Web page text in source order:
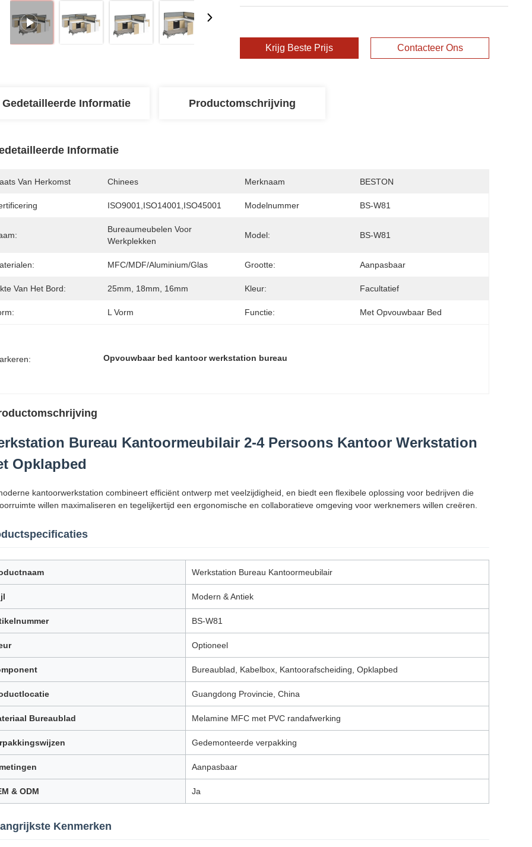
Krijg Beste Prijs Contacteer Ons
Gedetailleerde Informatie Productomschrijving
Informatie
Van Herkomst Chinees Merknaam BESTON
ISO9001,ISO14001,ISO45001 Modelnummer BS-W81
Bureaumeubelen Voor
Werkplekken
Model: BS-W81
MFC/MDF/Aluminium/Glas Grootte: Aanpasbaar
Van Het Bord: 25mm, 18mm, 16mm Kleur: Facultatief
L Vorm Functie: Met Opvouwbaar Bed
Opvouwbaar bed kantoor werkstation bureau
Bureau Kantoormeubilair 2-4 Persoons Kantoor Werkstation
Opklapbed
kantoorwerkstation combineert efficiënt ontwerp met veelzijdigheid, en biedt een flexibele oplossing voor bedrijven die
willen maximaliseren en tegelijkertijd een ergonomische en collaboratieve omgeving voor werknemers willen creëren.
Werkstation Bureau Kantoormeubilair
Modern & Antiek
BS-W81
Optioneel
Bureaublad, Kabelbox, Kantoorafscheiding, Opklapbed
Guangdong Provincie, China
Bureaublad Melamine MFC met PVC randafwerking
Gedemonteerde verpakking
Aanpasbaar
& ODM Ja
Kenmerken